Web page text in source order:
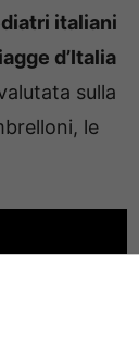
italiani
d’Italia
sulla
le